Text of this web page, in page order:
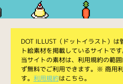
DOT ILLUST（ドットイラスト）は
ト絵素材を掲載しているサイトです
当サイトの素材は、利用規約の範
ず無料でご利用できます。※ 商用
す。 利用規約はこちら。